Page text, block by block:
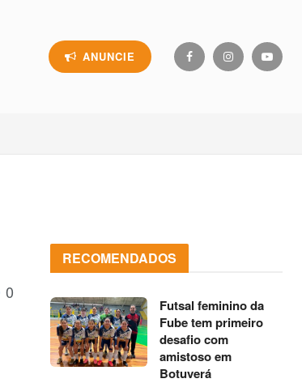
ANUNCIE
0
RECOMENDADOS
Futsal feminino da
Fube tem primeiro
desafio com
amistoso em
Botuverá